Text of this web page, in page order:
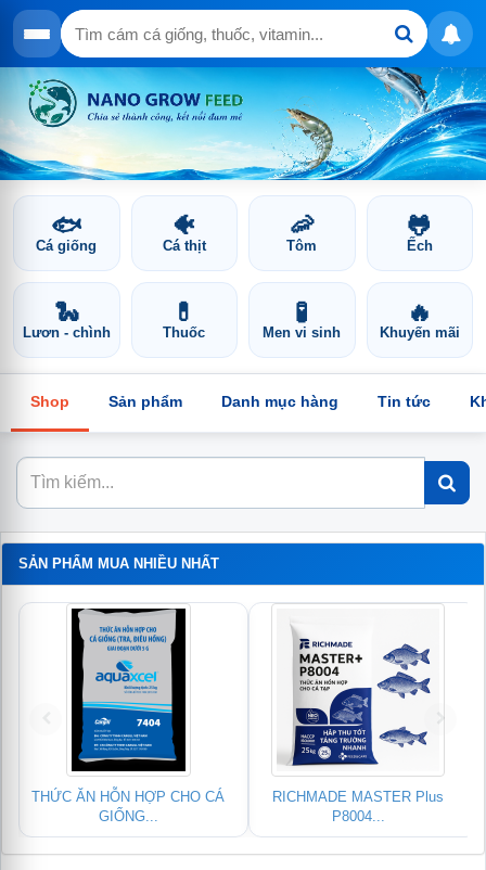
🐟
Cá giống
🐠
Cá thịt
🦐
Tôm
🐸
Ếch
🐍
Lươn - chình
💊
Thuốc
🧪
Men vi sinh
🔥
Khuyến mãi
Shop Sản phẩm Danh mục hàng Tin tức
SẢN PHẨM MUA NHIỀU NHẤT
Plus
SDK – SIÊU DIỆT KHUẨN &
BIO-DOXY 10% FOR